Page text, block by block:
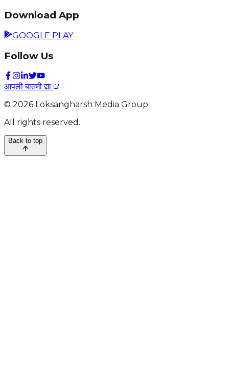
Download App
GOOGLE PLAY
Follow Us
आपली बातमी द्या
© 2026 Loksangharsh Media Group
All rights reserved.
Back to top